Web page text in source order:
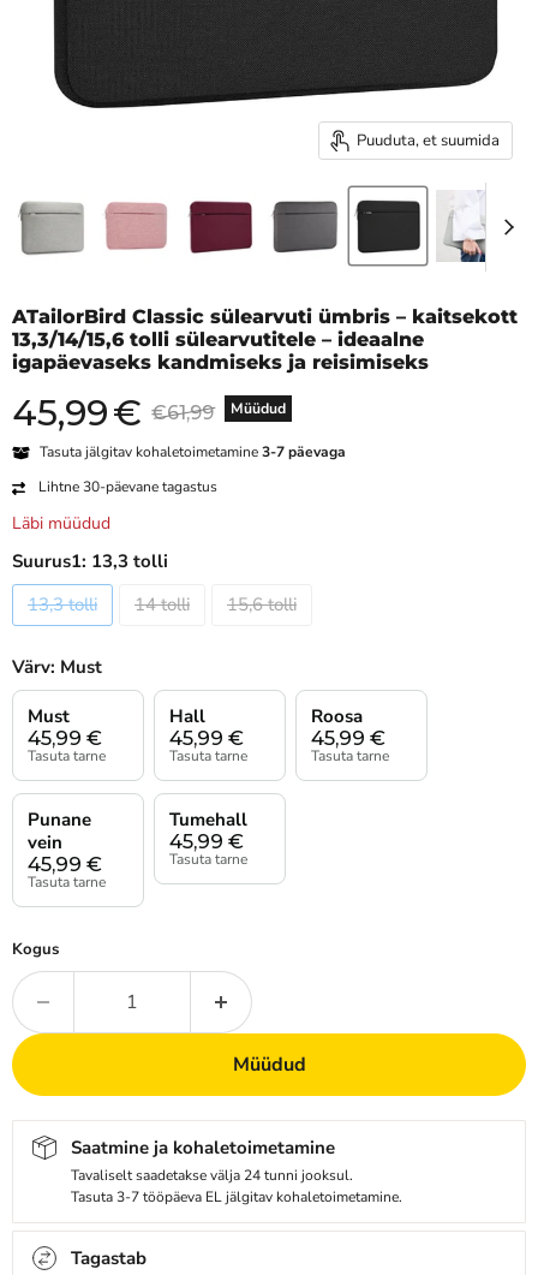
Puuduta, et suumida
ATailorBird Classic sülearvuti ümbris – kaitsekott
13,3/14/15,6 tolli sülearvutitele – ideaalne
igapäevaseks kandmiseks ja reisimiseks
Müüdud
Praegune hind
45,99€ Algne hind
€61,99
Tasuta jälgitav kohaletoimetamine3-7 päevaga
Lihtne 30-päevane tagastus
Läbi müüdud
Suurus1: 13,3 tolli
13,3 tolli
14 tolli 15,6 tolli
Värv: Must
45,99 €
Must
Tasuta tarne
45,99 €
Hall
Tasuta tarne
45,99 €
Roosa
Tasuta tarne
45,99 €
Punane
vein
Tasuta tarne
45,99 €
Tumehall
Tasuta tarne
Kogus
Müüdud
Saatmine ja kohaletoimetamine
Tavaliselt saadetakse välja 24 tunni jooksul.
Tasuta 3-7 tööpäeva EL jälgitav kohaletoimetamine.
Tagastab